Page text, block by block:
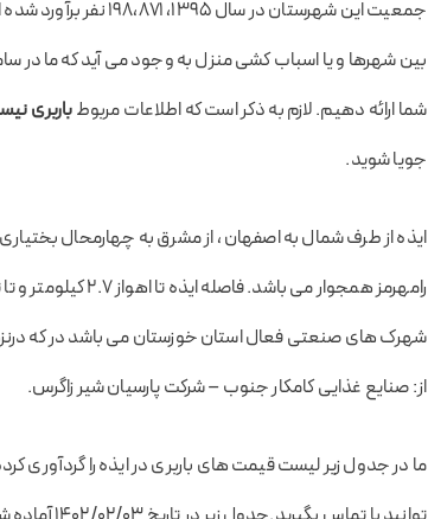
جمعیت این شهرستان در سال ۱۳۹۵،
۱۹۸،۸۷۱ نفر
برآورد
بین شهرها و یا اسباب کشی منزل به وجود می آيد که ما در
شما ارائه دهیم. لازم به ذکر است که اطلاعات مربوطباربری
جویا شوید.
ایذه از طرف شمال به اصفهان ، از مشرق به چهارمحال
شهرک های صنعتی فعال استان خوزستان می باشد در که
از: صنایع غذایی کامکار جنوب – شرکت پارسیان شیر زاگرس.
ما در جدول زیر لیست قیمت های باربری در ایذه را گردآوری